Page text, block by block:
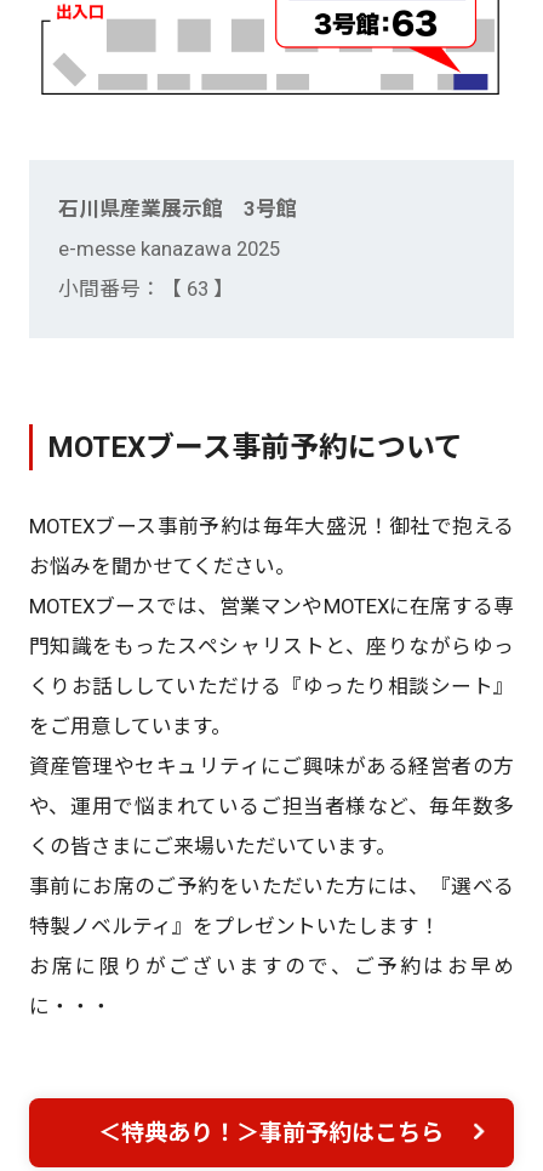
石川県産業展示館 3号館
e-messe kanazawa 2025
小間番号：【 63 】
MOTEXブース事前予約について
MOTEXブース事前予約は毎年大盛況！御社で抱える
お悩みを聞かせてください。
MOTEXブースでは、営業マンやMOTEXに在席する専
門知識をもったスペシャリストと、座りながらゆっ
くりお話ししていただける『ゆったり相談シート』
をご用意しています。
資産管理やセキュリティにご興味がある経営者の方
や、運用で悩まれているご担当者様など、毎年数多
くの皆さまにご来場いただいています。
事前にお席のご予約をいただいた方には、『選べる
特製ノベルティ』をプレゼントいたします！
お席に限りがございますので、ご予約はお早め
に・・・
＜特典あり！＞事前予約はこちら